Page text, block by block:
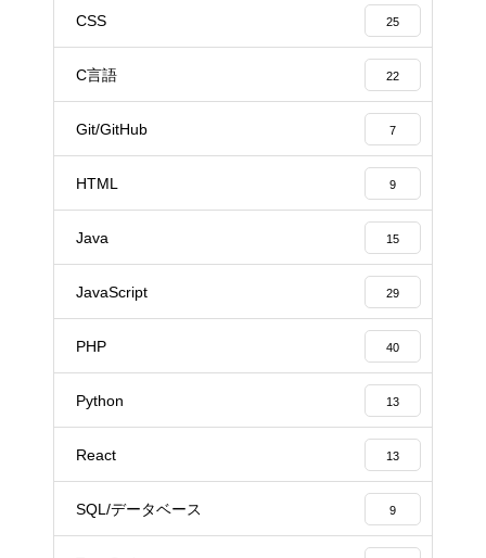
CSS 25
C言語 22
Git/GitHub 7
HTML 9
Java 15
JavaScript 29
PHP 40
Python 13
React 13
SQL/データベース 9